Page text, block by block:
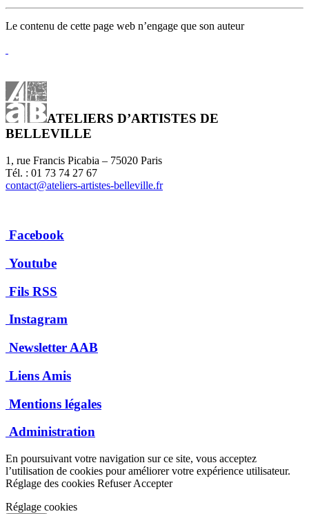
Le contenu de cette page web n’engage que son auteur
ATELIERS D’ARTISTES DE
BELLEVILLE
1, rue Francis Picabia – 75020 Paris
Tél. : 01 73 74 27 67
contact@ateliers-artistes-belleville.fr
Facebook
Youtube
Fils RSS
Instagram
Newsletter AAB
Liens Amis
Mentions légales
Administration
En poursuivant votre navigation sur ce site, vous acceptez
l’utilisation de cookies pour améliorer votre expérience utilisateur.
Réglage des cookies Refuser Accepter
Réglage cookies